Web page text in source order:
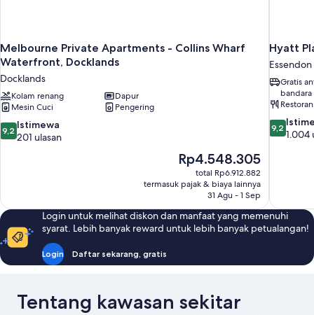
Melbourne Private Apartments - Collins Wharf
Waterfront, Docklands
Docklands
Kolam renang
Dapur
Mesin Cuci
Pengering
9.2
dari
9,2 Istimewa
201 ulasan
Harga
sekarang
Rp4.548.305
Rp4.548.305
total Rp6.912.882
termasuk pajak & biaya lainnya
31 Agu - 1 Sep
Hyatt
Gratis
bandara
Restoran
9.2
dari
9,2
1.004
Login untuk melihat diskon dan manfaat yang memenuhi
syarat. Lebih banyak reward untuk lebih banyak petualangan!
Login Daftar sekarang, gratis
Tentang kawasan sekitar